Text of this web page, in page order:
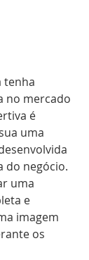
tenha
no mercado
é
uma
do negócio.
uma
e
imagem
os